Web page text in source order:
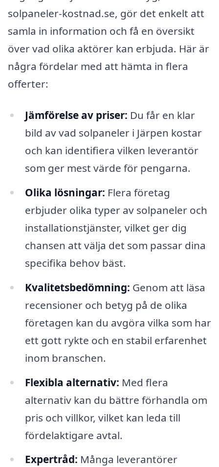
solpaneler-kostnad.se, gör det enkelt att
samla in information och få en översikt
över vad olika aktörer kan erbjuda. Här är
några fördelar med att hämta in flera
offerter:
Jämförelse av priser: Du får en klar
bild av vad solpaneler i Järpen kostar
och kan identifiera vilken leverantör
som ger mest värde för pengarna.
Olika lösningar: Flera företag
erbjuder olika typer av solpaneler och
installationstjänster, vilket ger dig
chansen att välja det som passar dina
specifika behov bäst.
Kvalitetsbedömning: Genom att läsa
recensioner och betyg på de olika
företagen kan du avgöra vilka som har
ett gott rykte och en stabil erfarenhet
inom branschen.
Flexibla alternativ: Med flera
alternativ kan du bättre förhandla om
pris och villkor, vilket kan leda till
fördelaktigare avtal.
Expertråd: Många leverantörer